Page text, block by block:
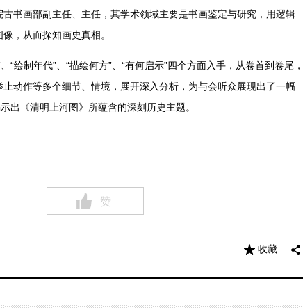
书画部副主任、主任，其学术领域主要是书画鉴定与研究，用逻辑
，从而探知画史真相。
制年代”、“描绘何方”、“有何启示”四个方面入手，从卷首到卷尾，
止动作等多个细节、情境，展开深入分析，为与会听众展现出了一幅
出《清明上河图》所蕴含的深刻历史主题。
赞
收藏